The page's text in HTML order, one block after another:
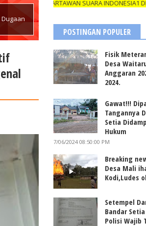
WARTAWAN SUARA INDONESIA1 DIBEKALI
POSTINGAN POPULER
Fisik
Desa
Anggaran
2024.
Gawat!!!
Tangannya
Setia
Hukum
7/06/2024 08:50:00 PM
Breaking
Desa Mali
Kodi,Ludes
Setempel
Bandar
Polisi Wajib